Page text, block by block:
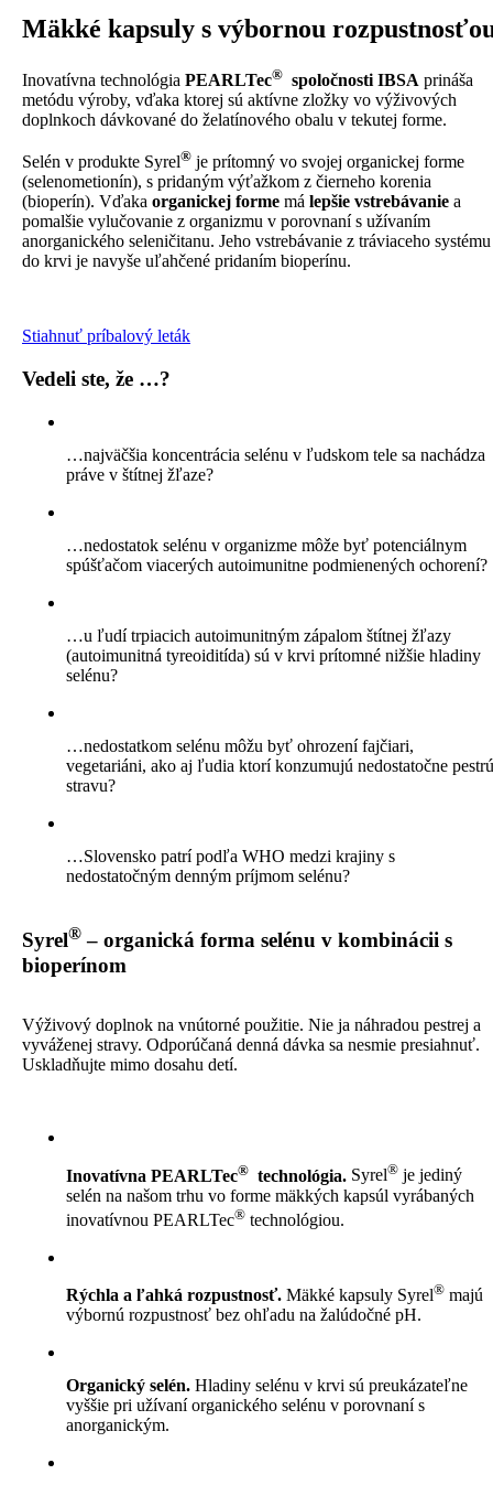
Mäkké kapsuly s výbornou
Inovatívna technológia PEARLTec® spoločnosti IBSA prináša
metódu výroby, vďaka ktorej sú aktívne zložky vo výživových
doplnkoch dávkované do želatínového obalu v tekutej forme.
Selén v produkte Syrel® je prítomný vo svojej organickej forme
(selenometionín), s pridaným výťažkom z čierneho korenia
(bioperín). Vďaka organickej forme má lepšie vstrebávanie a
pomalšie vylučovanie z organizmu v porovnaní s užívaním
anorganického seleničitanu. Jeho vstrebávanie z tráviaceho systému
do krvi je navyše uľahčené pridaním bioperínu.
Stiahnuť príbalový leták
Vedeli ste, že …?
…najväčšia koncentrácia selénu v ľudskom tele sa nachádza
práve v štítnej žľaze?
…nedostatok selénu v organizme môže byť potenciálnym
spúšťačom viacerých autoimunitne podmienených ochorení?
…u ľudí trpiacich autoimunitným zápalom štítnej žľazy
(autoimunitná tyreoiditída) sú v krvi prítomné nižšie hladiny
selénu?
…nedostatkom selénu môžu byť ohrození fajčiari,
vegetariáni, ako aj ľudia ktorí konzumujú nedostatočne pestrú
stravu?
…Slovensko patrí podľa WHO medzi krajiny s
nedostatočným denným príjmom selénu?
Syrel® – organická forma selénu v kombinácii s
bioperínom
Výživový doplnok na vnútorné použitie. Nie ja náhradou pestrej a
vyváženej stravy. Odporúčaná denná dávka sa nesmie presiahnuť.
Uskladňujte mimo dosahu detí.
Inovatívna PEARLTec® technológia. Syrel® je jediný
selén na našom trhu vo forme mäkkých kapsúl vyrábaných
inovatívnou PEARLTec® technológiou.
Rýchla a ľahká rozpustnosť. Mäkké kapsuly Syrel® majú
výbornú rozpustnosť bez ohľadu na žalúdočné pH.
Organický selén. Hladiny selénu v krvi sú preukázateľne
vyššie pri užívaní organického selénu v porovnaní s
anorganickým.